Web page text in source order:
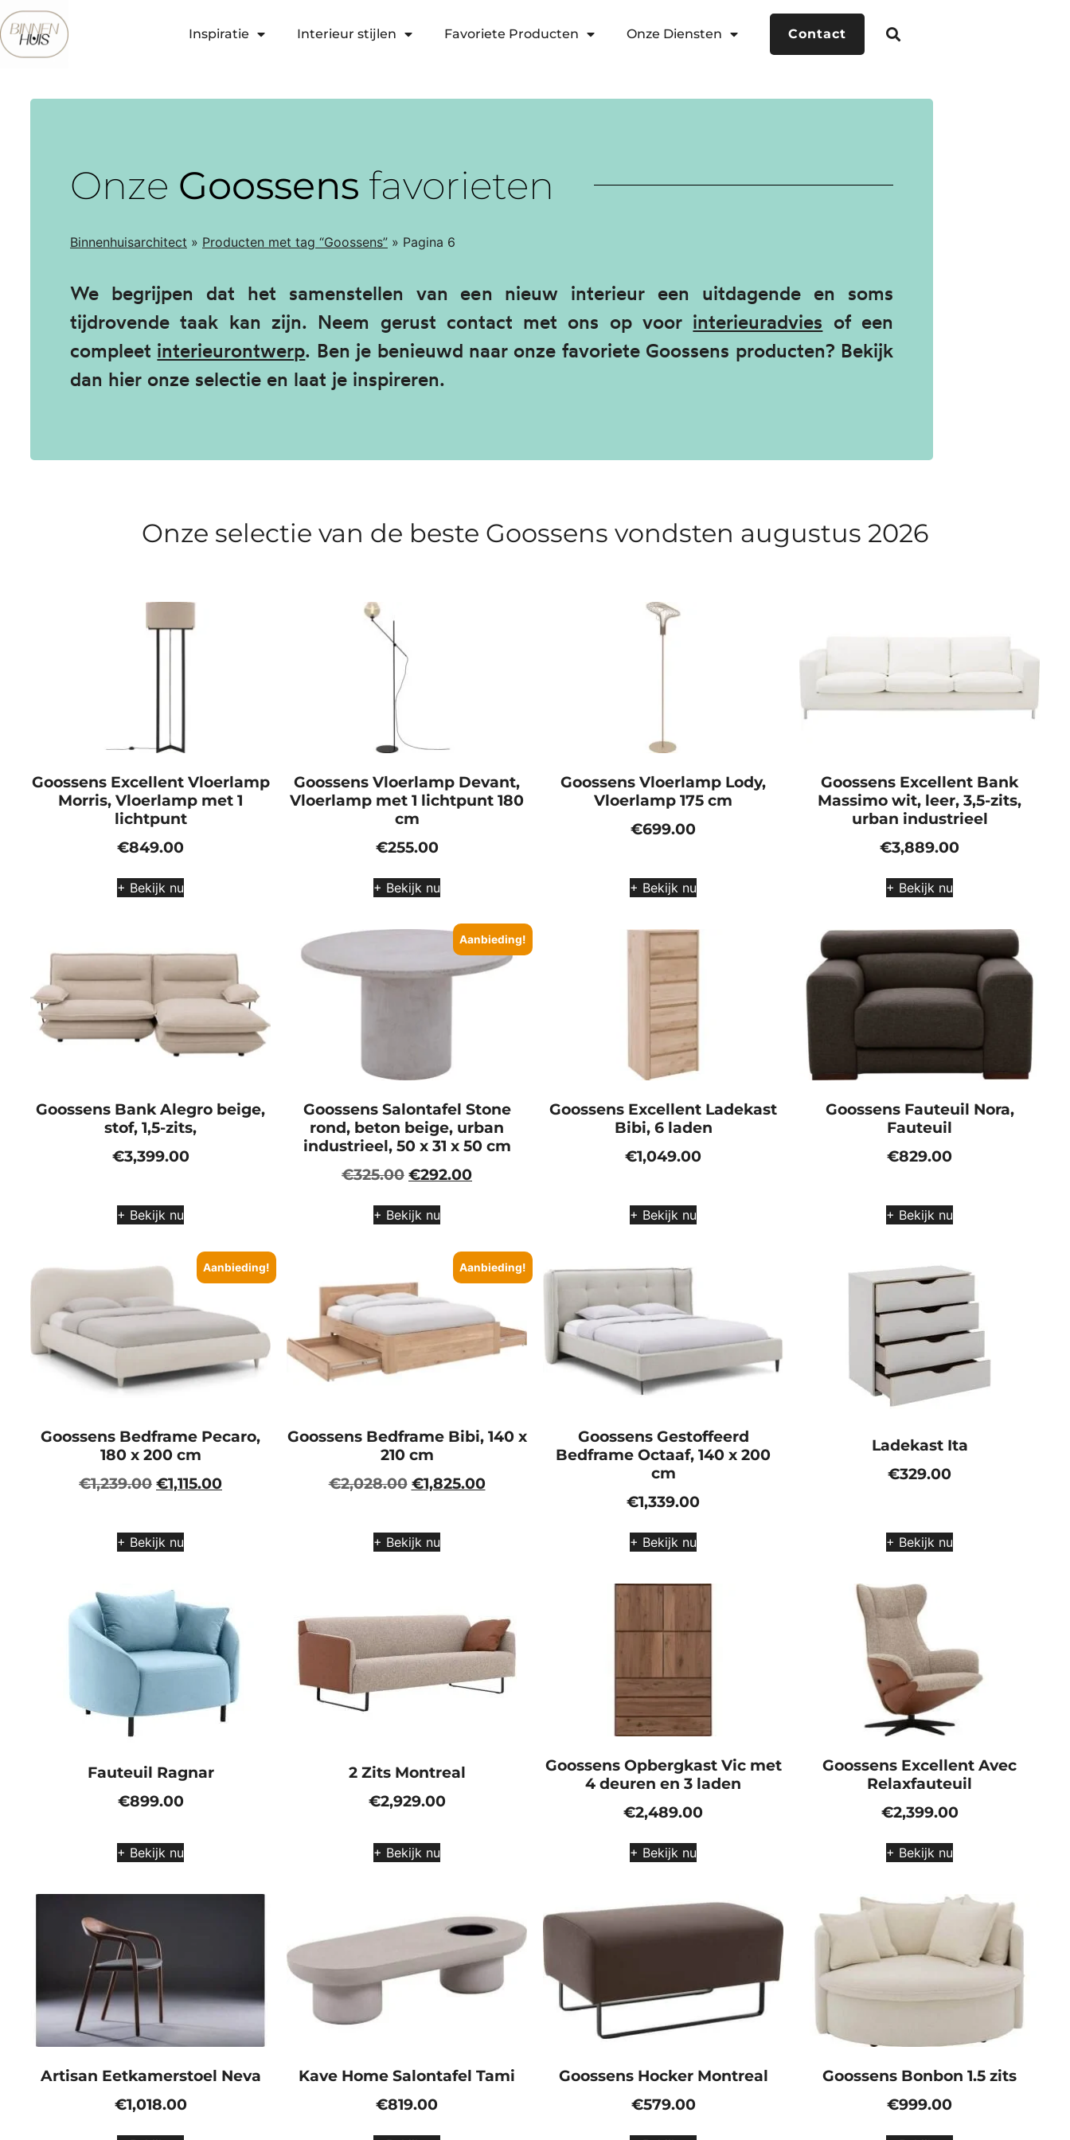
Inspiratie Interieur stijlen Favoriete Producten Onze Diensten Contact
Onze Goossens favorieten
Binnenhuisarchitect » Producten met tag “Goossens” » Pagina 6
We begrijpen dat het samenstellen van een nieuw interieur een uitdagende en soms
tijdrovende taak kan zijn. Neem gerust contact met ons op voor interieuradvies of een
compleet interieurontwerp. Ben je benieuwd naar onze favoriete Goossens producten? Bekijk
dan hier onze selectie en laat je inspireren.
Onze selectie van de beste Goossens vondsten​ augustus 2026
Goossens Excellent Vloerlamp
Morris, Vloerlamp met 1
lichtpunt
€849.00
+ Bekijk nu
Goossens Vloerlamp Devant,
Vloerlamp met 1 lichtpunt 180
cm
€255.00
+ Bekijk nu
Goossens Vloerlamp Lody,
Vloerlamp 175 cm
€699.00
+ Bekijk nu
Goossens Excellent Bank
Massimo wit, leer, 3,5-zits,
urban industrieel
€3,889.00
+ Bekijk nu
Goossens Bank Alegro beige,
stof, 1,5-zits,
€3,399.00
+ Bekijk nu
Aanbieding!
Goossens Salontafel Stone
rond, beton beige, urban
industrieel, 50 x 31 x 50 cm
€325.00 €292.00
+ Bekijk nu
Goossens Excellent Ladekast
Bibi, 6 laden
€1,049.00
+ Bekijk nu
Goossens Fauteuil Nora,
Fauteuil
€829.00
+ Bekijk nu
Aanbieding!
Goossens Bedframe Pecaro,
180 x 200 cm
€1,239.00 €1,115.00
+ Bekijk nu
Aanbieding!
Goossens Bedframe Bibi, 140 x
210 cm
€2,028.00 €1,825.00
+ Bekijk nu
Goossens Gestoffeerd
Bedframe Octaaf, 140 x 200
cm
€1,339.00
+ Bekijk nu
Ladekast Ita
€329.00
+ Bekijk nu
Fauteuil Ragnar
€899.00
+ Bekijk nu
2 Zits Montreal
€2,929.00
+ Bekijk nu
Goossens Opbergkast Vic met
4 deuren en 3 laden
€2,489.00
+ Bekijk nu
Goossens Excellent Avec
Relaxfauteuil
€2,399.00
+ Bekijk nu
Artisan Eetkamerstoel Neva
€1,018.00
Kave Home Salontafel Tami
€819.00
Goossens Hocker Montreal
€579.00
Goossens Bonbon 1.5 zits
€999.00